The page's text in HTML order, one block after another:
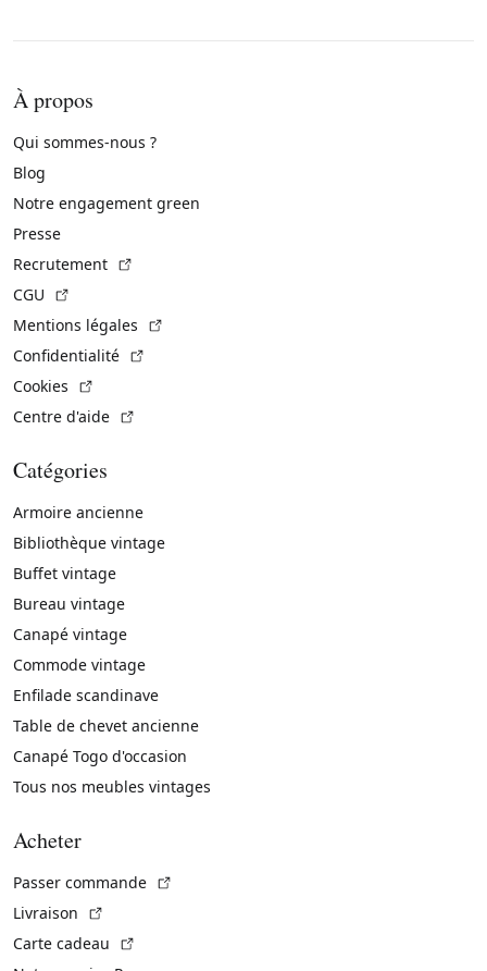
À propos
Qui sommes-nous ?
Blog
Notre engagement green
Presse
Recrutement
CGU
Mentions légales
Confidentialité
Cookies
Centre d'aide
Catégories
Armoire ancienne
Bibliothèque vintage
Buffet vintage
Bureau vintage
Canapé vintage
Commode vintage
Enfilade scandinave
Table de chevet ancienne
Canapé Togo d'occasion
Tous nos meubles vintages
Acheter
Passer commande
Livraison
Carte cadeau